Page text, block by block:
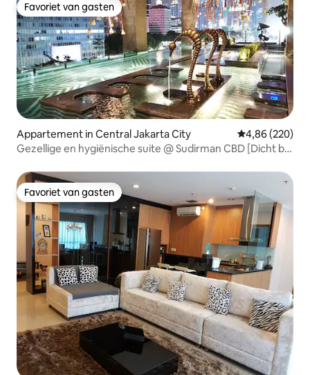
Favoriet van gasten
Favoriet van gasten
Appartement in Central Jakarta City Gemiddelde
4,86 (220)
Gezellige en hygiënische suite @ Sudirman CBD [Dicht bij
Favoriet van gasten
Favoriet van gasten